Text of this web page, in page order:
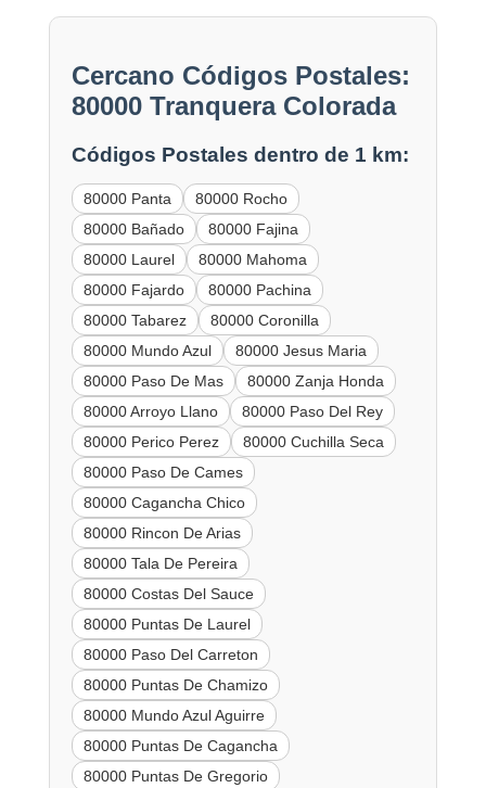
Cercano Códigos Postales:
80000 Tranquera Colorada
Códigos Postales dentro de 1 km:
80000 Panta
80000 Rocho
80000 Bañado
80000 Fajina
80000 Laurel
80000 Mahoma
80000 Fajardo
80000 Pachina
80000 Tabarez
80000 Coronilla
80000 Mundo Azul
80000 Jesus Maria
80000 Paso De Mas
80000 Zanja Honda
80000 Arroyo Llano
80000 Paso Del Rey
80000 Perico Perez
80000 Cuchilla Seca
80000 Paso De Cames
80000 Cagancha Chico
80000 Rincon De Arias
80000 Tala De Pereira
80000 Costas Del Sauce
80000 Puntas De Laurel
80000 Paso Del Carreton
80000 Puntas De Chamizo
80000 Mundo Azul Aguirre
80000 Puntas De Cagancha
80000 Puntas De Gregorio